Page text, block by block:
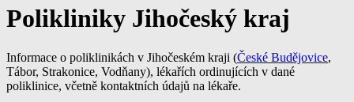
Polikliniky Jihočeský kraj
Informace o poliklinikách v Jihočeském kraji (České Budějovice,
Tábor, Strakonice, Vodňany), lékařích ordinujících v dané
poliklinice, včetně kontaktních údajů na lékaře.